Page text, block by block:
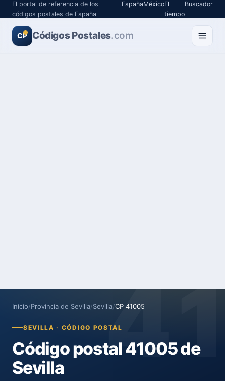
El portal de referencia de los
códigos postales de España
EspañaMéxicoEl
tiempo
Buscador
CP Códigos Postales.com
Inicio/Provincia de Sevilla/Sevilla/CP 41005
SEVILLA · CÓDIGO POSTAL
Código postal 41005 de
Sevilla